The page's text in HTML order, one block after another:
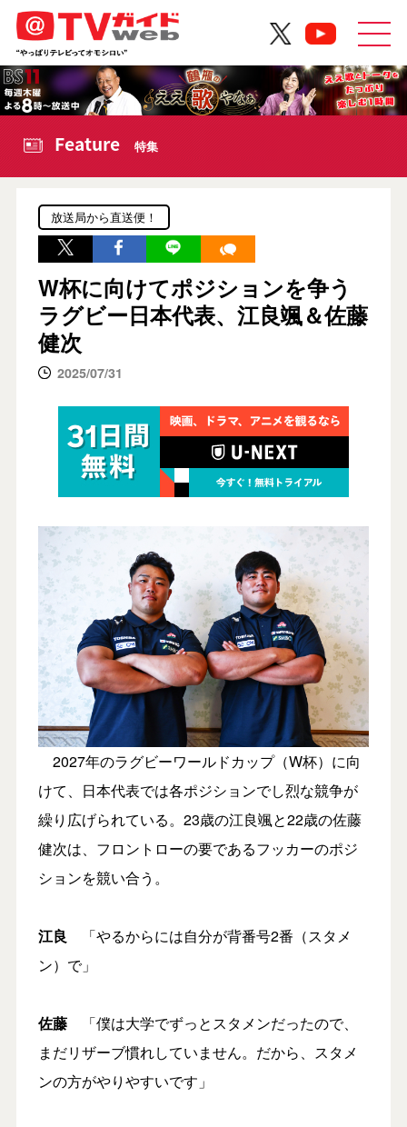
Feature 特集
放送局から直送便！
W杯に向けてポジションを争う
ラグビー日本代表、江良颯＆佐藤
健次
2025/07/31
2027年のラグビーワールドカップ（W杯）に向
けて、日本代表では各ポジションでし烈な競争が
繰り広げられている。23歳の江良颯と22歳の佐藤
健次は、フロントローの要であるフッカーのポジ
ションを競い合う。
江良 「やるからには自分が背番号2番（スタメ
ン）で」
佐藤「僕は大学でずっとスタメンだったので、
まだリザーブ慣れしていません。だから、スタメ
ンの方がやりやすいです」